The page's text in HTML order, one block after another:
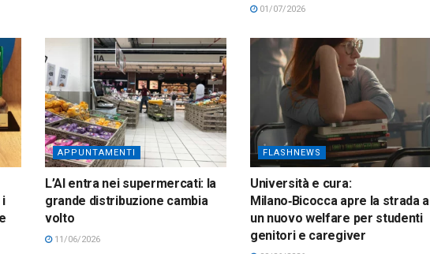
01/07/2026
i
APPUNTAMENTI
L’AI entra nei supermercati: la
grande distribuzione cambia
volto
11/06/2026
FLASHNEWS
Università e cura:
Milano‑Bicocca apre la strada a
un nuovo welfare per studenti
genitori e caregiver